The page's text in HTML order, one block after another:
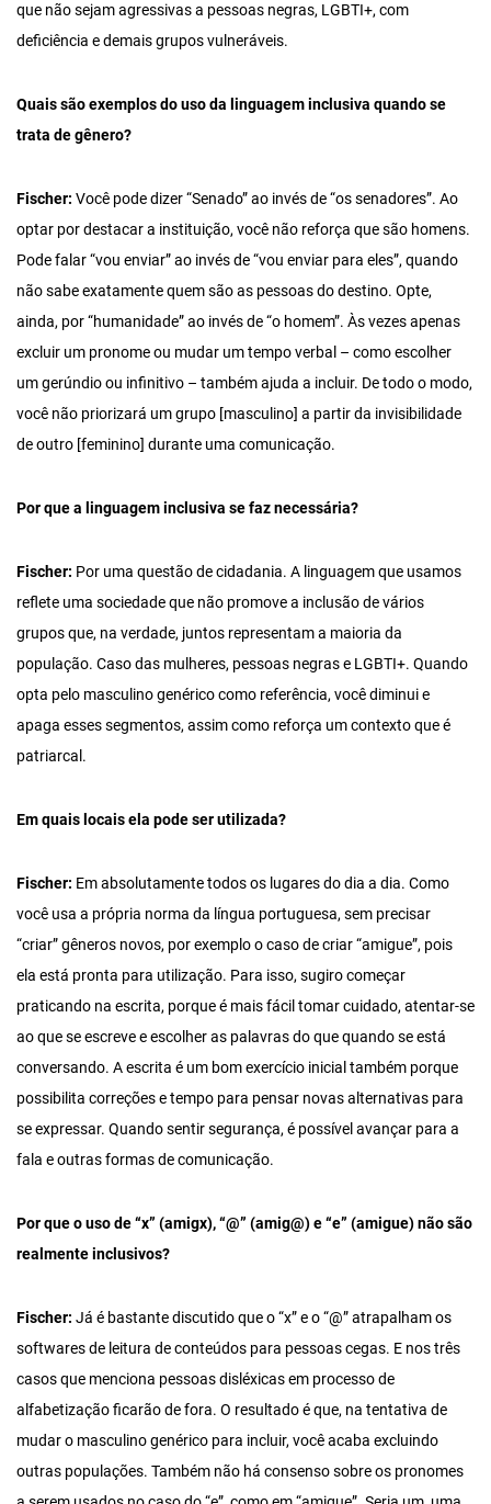
que não sejam agressivas a pessoas negras, LGBTI+, com
deficiência e demais grupos vulneráveis.
Quais são exemplos do uso da linguagem inclusiva quando se
trata de gênero?
Fischer: Você pode dizer “Senado” ao invés de “os senadores”. Ao
optar por destacar a instituição, você não reforça que são homens.
Pode falar “vou enviar” ao invés de “vou enviar para eles”, quando
não sabe exatamente quem são as pessoas do destino. Opte,
ainda, por “humanidade” ao invés de “o homem”. Às vezes apenas
excluir um pronome ou mudar um tempo verbal – como escolher
um gerúndio ou infinitivo – também ajuda a incluir. De todo o modo,
você não priorizará um grupo [masculino] a partir da invisibilidade
de outro [feminino] durante uma comunicação.
Por que a linguagem inclusiva se faz necessária?
Fischer: Por uma questão de cidadania. A linguagem que usamos
reflete uma sociedade que não promove a inclusão de vários
grupos que, na verdade, juntos representam a maioria da
população. Caso das mulheres, pessoas negras e LGBTI+. Quando
opta pelo masculino genérico como referência, você diminui e
apaga esses segmentos, assim como reforça um contexto que é
patriarcal.
Em quais locais ela pode ser utilizada?
Fischer: Em absolutamente todos os lugares do dia a dia. Como
você usa a própria norma da língua portuguesa, sem precisar
“criar” gêneros novos, por exemplo o caso de criar “amigue”, pois
ela está pronta para utilização. Para isso, sugiro começar
praticando na escrita, porque é mais fácil tomar cuidado, atentar-se
ao que se escreve e escolher as palavras do que quando se está
conversando. A escrita é um bom exercício inicial também porque
possibilita correções e tempo para pensar novas alternativas para
se expressar. Quando sentir segurança, é possível avançar para a
fala e outras formas de comunicação.
Por que o uso de “x” (amigx), “@” (amig@) e “e” (amigue) não são
realmente inclusivos?
Fischer: Já é bastante discutido que o “x” e o “@” atrapalham os
softwares de leitura de conteúdos para pessoas cegas. E nos três
casos que menciona pessoas disléxicas em processo de
alfabetização ficarão de fora. O resultado é que, na tentativa de
mudar o masculino genérico para incluir, você acaba excluindo
outras populações. Também não há consenso sobre os pronomes